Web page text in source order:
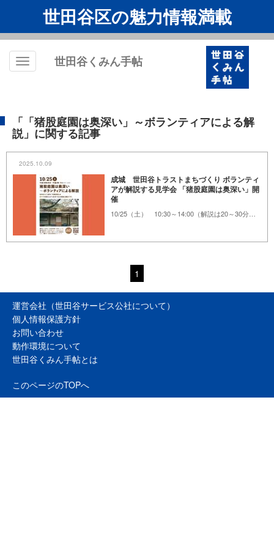
世田谷区の魅力情報満載
Toggle
世田谷くみん手帖
「「猪股庭園は奥深い」～ボランティアによる解
説」に関する記事
2025.10.09
成城 世田谷トラストまちづくり ボランティ
アが解説する見学会 「猪股庭園は奥深い」開
催
1
運営会社（世田谷サービス公社について）
個人情報保護方針
お問い合わせ
動作環境について
世田谷くみん手帖とは
このページのTOPへ